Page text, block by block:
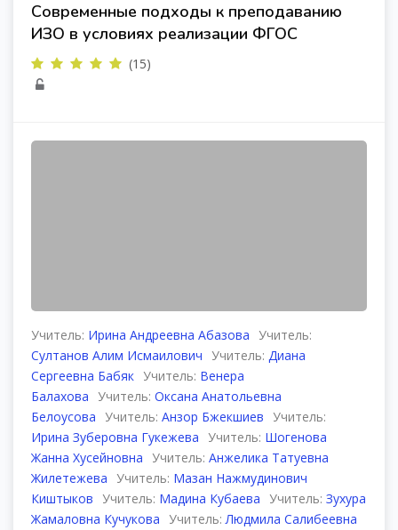
Современные подходы к преподаванию
ИЗО в условиях реализации ФГОС
(15)
Учитель: Ирина Андреевна Абазова Учитель:
Султанов Алим Исмаилович Учитель: Диана
Сергеевна Бабяк Учитель: Венера
Балахова Учитель: Оксана Анатольевна
Белоусова Учитель: Анзор Бжекшиев Учитель:
Ирина Зуберовна Гукежева Учитель: Шогенова
Жанна Хусейновна Учитель: Анжелика Татуевна
Жилетежева Учитель: Мазан Нажмудинович
Киштыков Учитель: Мадина Кубаева Учитель: Зухура
Жамаловна Кучукова Учитель:Людмила Салибеевна